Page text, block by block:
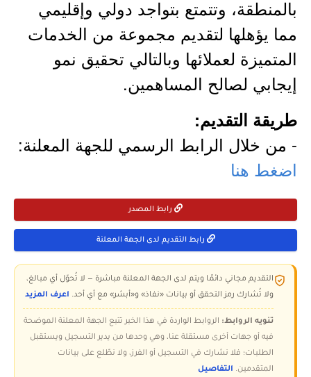
بالمنطقة، وتتمتع بتواجد دولي وإقليمي
مما يؤهلها لتقديم مجموعة من الخدمات
المتميزة لعملائها وبالتالي تحقيق نمو
إيجابي لصالح المساهمين.
طريقة التقديم:
- من خلال الرابط الرسمي للجهة المعلنة:
اضغط هنا
رابط المصدر
رابط التقديم لدى الجهة المعلنة
التقديم مجاني دائمًا ويتم لدى الجهة المعلنة مباشرة — لا تُحوّل أي مبالغ،
ولا تُشارك رمز التحقق أو بيانات «نفاذ» و«أبشر» مع أي أحد. اعرف المزيد
تنويه الروابط: الروابط الواردة في هذا الخبر تتبع الجهة المعلنة الموضحة
فيه أو جهات أخرى مستقلة عنا، وهي وحدها من يدير التسجيل ويستقبل
الطلبات؛ فلا نشارك في التسجيل أو الفرز، ولا نطّلع على بيانات
المتقدمين. التفاصيل